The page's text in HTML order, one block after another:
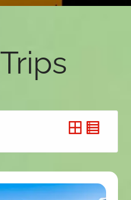
Trips